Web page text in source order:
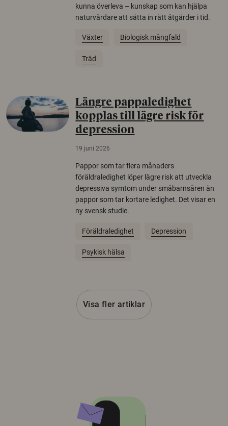
kunna överleva – kunskap som kan hjälpa
naturvårdare att sätta in rätt åtgärder i tid.
Växter Biologisk mångfald
Träd
Längre pappaledighet
kopplas till lägre risk för
depression
19 juni 2026
Pappor som tar flera månaders
föräldraledighet löper lägre risk att utveckla
depressiva symtom under småbarnsåren än
pappor som tar kortare ledighet. Det visar en
ny svensk studie.
Föräldraledighet Depression
Psykisk hälsa
Visa fler artiklar